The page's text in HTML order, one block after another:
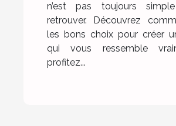
n’est pas toujours
retrouver. Découvrez
les bons choix pour créer
qui vous ressemble
profitez...